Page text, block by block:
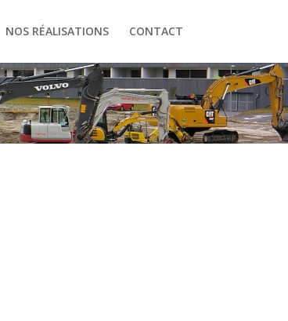
NOS RÉALISATIONS CONTACT